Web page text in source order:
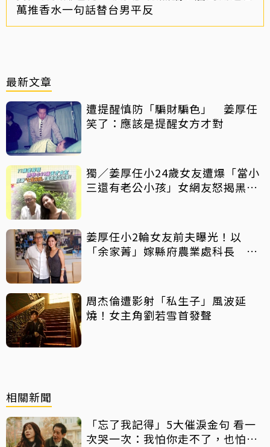
萬推香水一句話替台男平反
最新文章
遭提醒慎防「騙財騙色」 姜厚任
笑了：應該是提醒女方才對
獨／姜厚任小24歲女友遭爆「當小
三還有老公小孩」女網友怒揭黑歷
姜厚任小2輪女友前夫曝光！以
「余家菁」嫁縣府農業處科長 交
周杰倫遭影射「私生子」風波延
燒！女主角劉若雪首發聲
相關新聞
「忘了我記得」5大催淚金句 看一
次哭一次：我怕你走不了，也怕你